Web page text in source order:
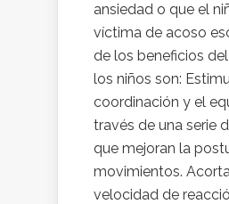
ansiedad o que el
víctima de acoso
de los beneficios
los niños son:
coordinación y el
través de una serie
que mejoran la
movimientos.
velocidad de